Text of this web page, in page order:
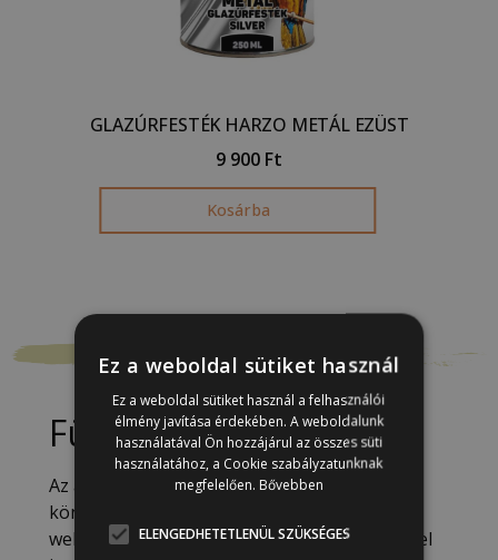
GLAZÚRFESTÉK HARZO METÁL EZÜST
9 900 Ft
Kosárba
Füstfólia, aranyozás
Az aranyozás klasszikus technikája modern
köntösben érhető el a Nemiskacat
webshopjában, ahol két különböző termékkel
Ez a weboldal sütiket használ
Ez a weboldal sütiket használ a felhasználói
élmény javítása érdekében. A weboldalunk
használatával Ön hozzájárul az összes süti
használatához, a Cookie szabályzatunknak
megfelelően. Bővebben
ELENGEDHETETLENÜL SZÜKSÉGES